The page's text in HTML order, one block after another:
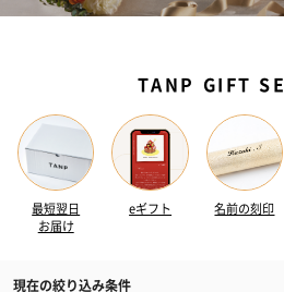
TANP GIFT
最短翌日
お届け
eギフト 名前の刻印
現在の絞り込み条件